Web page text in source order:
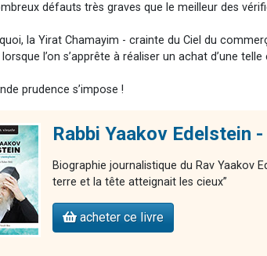
défauts très graves que le meilleur des
la Yirat Chamayim - crainte du Ciel du
l’on s’apprête à réaliser un achat d’une telle
prudence s’impose !
Rabbi Yaakov Edelstein
Biographie journalistique du Rav Yaakov
terre et la tête atteignait les cieux”
acheter ce livre